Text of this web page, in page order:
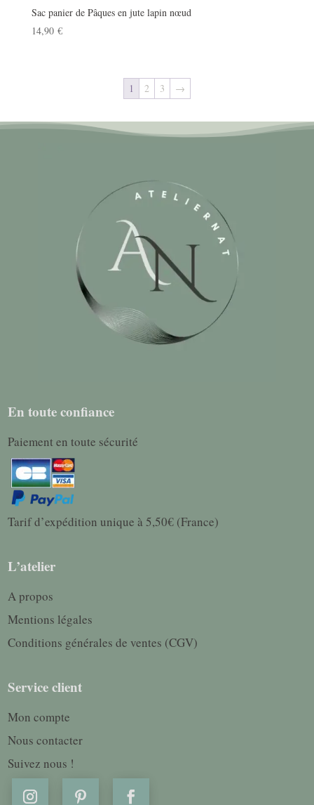
Sac panier de Pâques en jute lapin nœud
14,90 €
1 2 3 →
En toute confiance
Paiement en toute sécurité
Tarif d’expédition unique à 5,50€ (France)
L’atelier
A propos
Mentions légales
Conditions générales de ventes (CGV)
Service client
Mon compte
Nous contacter
Suivez nous !